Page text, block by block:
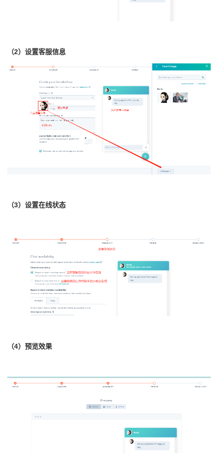
（2）设置客服信息
（3）设置在线状态
（4）预览效果